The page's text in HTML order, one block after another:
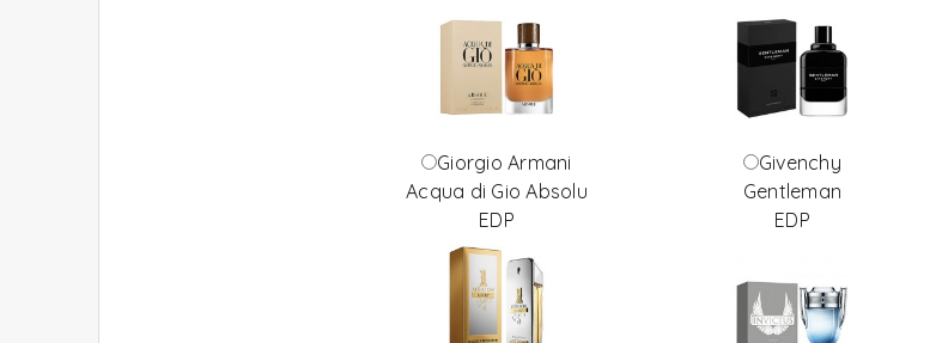
Giorgio Armani
Acqua di Gio Absolu
EDP
Givenchy
Gentleman
EDP